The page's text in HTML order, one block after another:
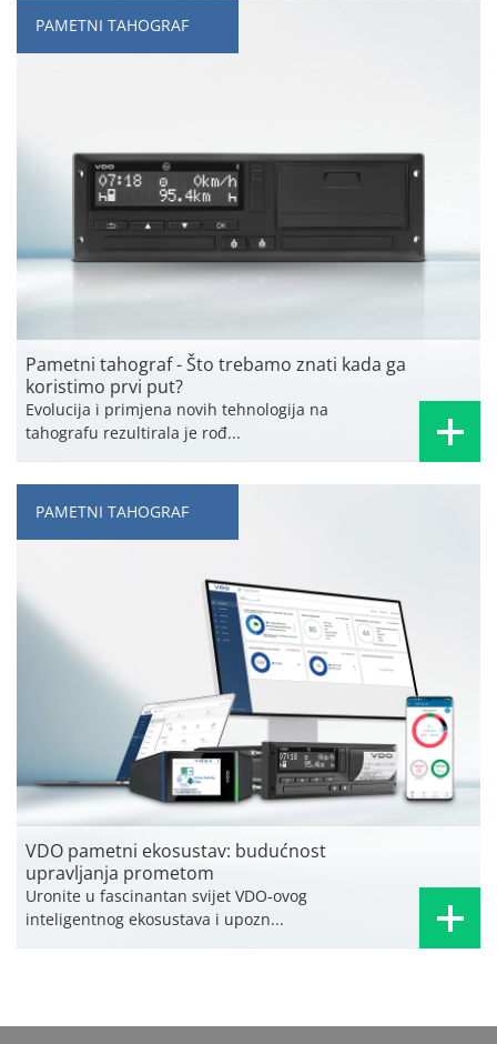
PAMETNI TAHOGRAF
Pametni tahograf - Što trebamo znati kada ga
koristimo prvi put?
Evolucija i primjena novih tehnologija na
tahografu rezultirala je rođ...
PAMETNI TAHOGRAF
VDO pametni ekosustav: budućnost
upravljanja prometom
Uronite u fascinantan svijet VDO-ovog
inteligentnog ekosustava i upozn...